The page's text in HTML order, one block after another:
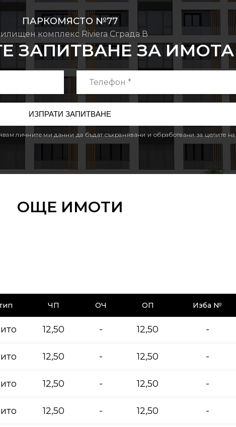
ПАРКОМЯСТО №77
комплекс Riviera Сграда В
ЗАПИТВАНЕ ЗА ИМОТА
личните ми данни да бъдат съхранявани и обработвани за целите на
ОЩЕ ИМОТИ
ЧП ОЧ ОП Изба №
12,50 - 12,50 -
12,50 - 12,50 -
12,50 - 12,50 -
12,50 - 12,50 -